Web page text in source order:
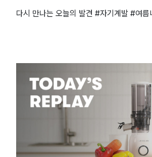
다시 만나는 오늘의 발견 #자기계발 #여름